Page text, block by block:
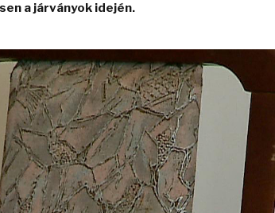
a járványok idején.